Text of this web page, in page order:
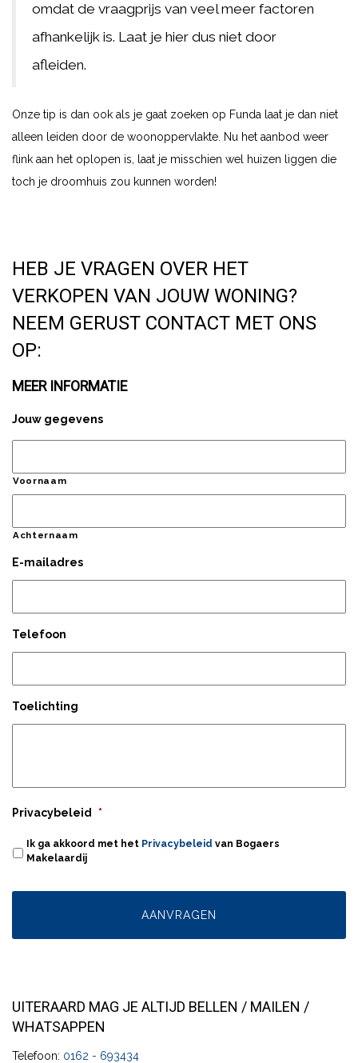
omdat de vraagprijs van veel meer factoren
afhankelijk is. Laat je hier dus niet door
afleiden.
Onze tip is dan ook als je gaat zoeken op Funda laat je dan niet
alleen leiden door de woonoppervlakte. Nu het aanbod weer
flink aan het oplopen is, laat je misschien wel huizen liggen die
toch je droomhuis zou kunnen worden!
HEB JE VRAGEN OVER HET
VERKOPEN VAN JOUW WONING?
NEEM GERUST CONTACT MET ONS
OP:
MEER INFORMATIE
Jouw gegevens
Voornaam
Achternaam
E-mailadres
Telefoon
Toelichting
Privacybeleid *
Ik ga akkoord met het Privacybeleid van Bogaers
Makelaardij
UITERAARD MAG JE ALTIJD BELLEN / MAILEN /
WHATSAPPEN
Telefoon: 0162 - 693434